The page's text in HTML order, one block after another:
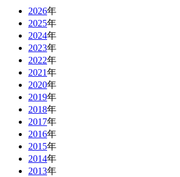
2026年
2025年
2024年
2023年
2022年
2021年
2020年
2019年
2018年
2017年
2016年
2015年
2014年
2013年